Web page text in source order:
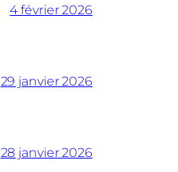
4 février 2026
29 janvier 2026
28 janvier 2026